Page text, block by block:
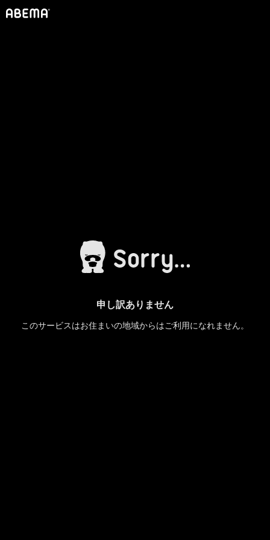
申し訳ありません
このサービスはお住まいの地域からはご利用になれません。